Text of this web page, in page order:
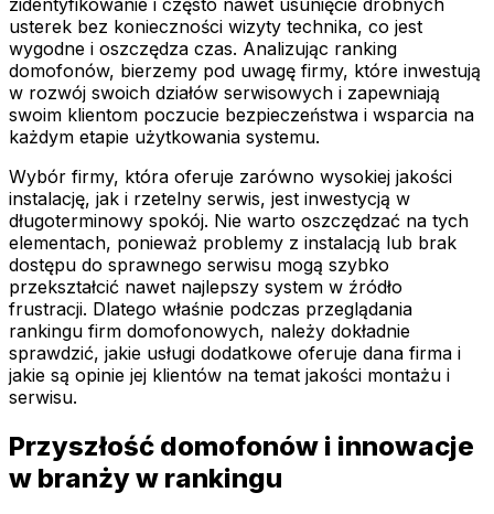
usterek bez konieczności wizyty technika, co jest
wygodne i oszczędza czas. Analizując ranking
domofonów, bierzemy pod uwagę firmy, które inwestują
w rozwój swoich działów serwisowych i zapewniają
swoim klientom poczucie bezpieczeństwa i wsparcia na
każdym etapie użytkowania systemu.
Wybór firmy, która oferuje zarówno wysokiej jakości
instalację, jak i rzetelny serwis, jest inwestycją w
długoterminowy spokój. Nie warto oszczędzać na tych
elementach, ponieważ problemy z instalacją lub brak
dostępu do sprawnego serwisu mogą szybko
przekształcić nawet najlepszy system w źródło
frustracji. Dlatego właśnie podczas przeglądania
rankingu firm domofonowych, należy dokładnie
sprawdzić, jakie usługi dodatkowe oferuje dana firma i
jakie są opinie jej klientów na temat jakości montażu i
serwisu.
Przyszłość domofonów i innowacje
w branży w rankingu